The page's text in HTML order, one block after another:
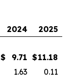
2024
2025
$ 9.71 $11.18
1.63
0.11